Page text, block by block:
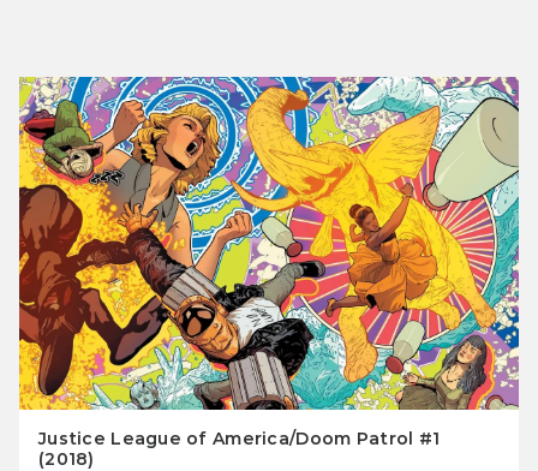
Justice League of America/Doom Patrol #1
(2018)